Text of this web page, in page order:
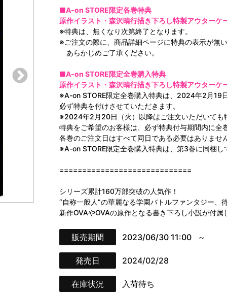
■A-on STORE限定各巻特典
原作イラスト・森沢晴行描き下ろし特製アウターケ
※特典は、無くなり次第終了となります。
※ご注文の際に、商品詳細ページに特典の表示が無
あらかじめご了承ください。
■A-on STORE限定全巻購入特典
原作イラスト・森沢晴行描き下ろし特製アウターケ
※A-on STORE限定全巻購入特典は、2024年2月19
必ず特典を付けさせていただきます。
※2024年2月20日（火）以降はご注文いただいても
特典をご希望のお客様は、必ず特典付与期間内に全
各巻のご注文日はすべて同日である必要はありませ
※A-on STORE限定全巻購入特典は、第3巻に同梱し
=============================
シリーズ累計160万部突破の人気作！
“自称一般人”の華麗なる学園バトルファンタジー、
新作OVAやOVAの原作となる書き下ろし小説が付属
販売期間 2023/06/30 11:00
発売日 2024/02/28
在庫状況 入荷待ち